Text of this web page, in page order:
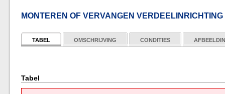
MONTEREN OF VERVANGEN
TABEL OMSCHRIJVING CONDITIES
Tabel